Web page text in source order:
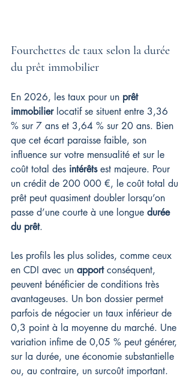
Fourchettes de taux selon la durée
du prêt immobilier
En 2026, les taux pour un prêt
immobilier locatif se situent entre 3,36
% sur 7 ans et 3,64 % sur 20 ans. Bien
que cet écart paraisse faible, son
influence sur votre mensualité et sur le
coût total des intérêts est majeure. Pour
un crédit de 200 000 €, le coût total du
prêt peut quasiment doubler lorsqu’on
passe d’une courte à une longue durée
du prêt.
Les profils les plus solides, comme ceux
en CDI avec un apport conséquent,
peuvent bénéficier de conditions très
avantageuses. Un bon dossier permet
parfois de négocier un taux inférieur de
0,3 point à la moyenne du marché. Une
variation infime de 0,05 % peut générer,
sur la durée, une économie substantielle
ou, au contraire, un surcoût important.